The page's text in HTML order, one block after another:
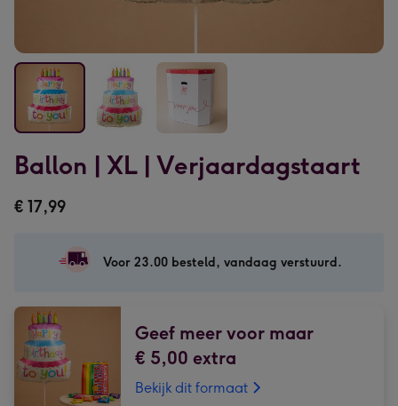
|
afbeelding
|
afbeelding
2
|
3
Ballon | XL | Verjaardagstaart
€ 17,99
Voor 23.00 besteld, vandaag verstuurd.
Geef meer voor maar
€ 5,00 extra
Bekijk dit formaat